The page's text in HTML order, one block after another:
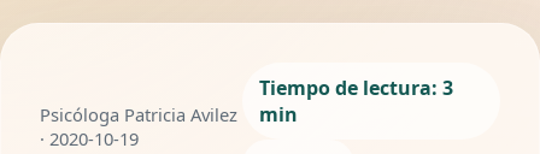
Psicóloga Patricia Avilez
· 2020-10-19
Tiempo de lectura: 3
min